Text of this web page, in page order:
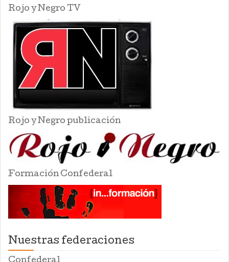
Rojo y Negro TV
Rojo y Negro publicación
Formación Confederal
Nuestras federaciones